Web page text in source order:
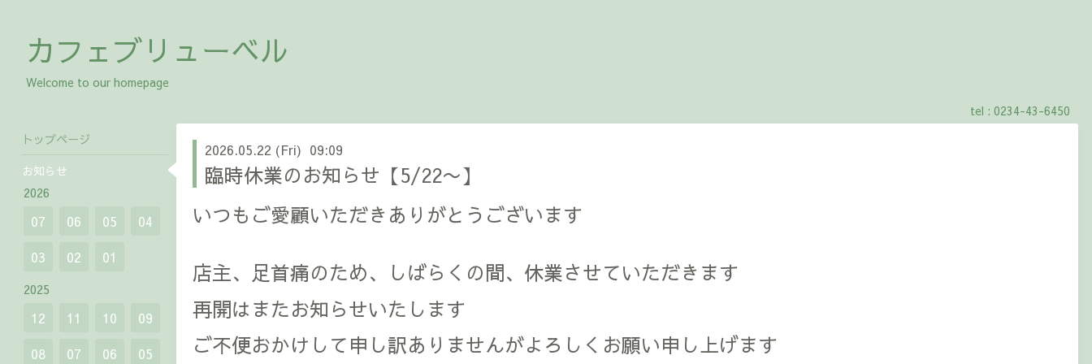
カフェブリューベル
Welcome to our homepage
tel : 0234-43-6450
2026.05.22 (Fri) 09:09
臨時休業のお知らせ【5/22〜】
いつもご愛顧いただきありがとうございます
店主、足首痛のため、しばらくの間、休業させていただきます
再開はまたお知らせいたします
ご不便おかけして申し訳ありませんがよろしくお願い申し上げます
トップページ
お知らせ
2026
07 06 05
04
03
02 01
2025
12 11 10
09
08
07 06 05